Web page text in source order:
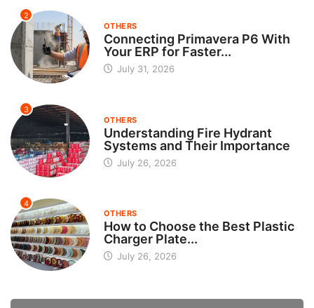
2
OTHERS
Connecting Primavera P6 With
Your ERP for Faster...
July 31, 2026
3
OTHERS
Understanding Fire Hydrant
Systems and Their Importance
July 26, 2026
4
OTHERS
How to Choose the Best Plastic
Charger Plate...
July 26, 2026